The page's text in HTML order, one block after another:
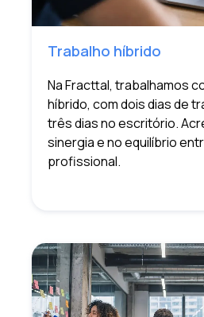
Trabalho híbrido
Na Fracttal, trabalhamos
híbrido, com dois dias de
três dias no escritório.
sinergia e no equilíbrio
profissional.